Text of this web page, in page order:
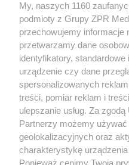
Żaden utwór zamieszczony w
rozpowszechniany lub dalej
(w tym także elektroniczny lub
eksploatacji w jakiejkolwiek
Internecie bez pisemnej zgody
lub wykorzystanie utworów w
prawa, tzn. bez właściwej zgody,
może być ścigane prawnie.
O
My, naszych 1160
podmioty z Grupy ZPR
przechowujemy informacje
przetwarzamy dane
identyfikatory,
urządzenie czy dane
spersonalizowanych
treści, pomiar reklam i
ulepszanie usług. Za
Partnerzy możemy używać
geolokalizacyjnych oraz
charakterystykę
Ponieważ cenimy Twoją